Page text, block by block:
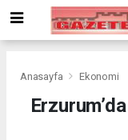
Bonusu
Veren
deneme
Anasayfa Ekonomi